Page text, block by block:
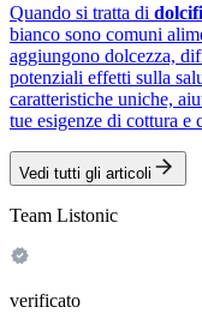
Quando si tratta di
bianco sono comuni
aggiungono dolcezza,
potenziali effetti sulla
caratteristiche uniche,
tue esigenze di cottura e
Vedi tutti gli articoli
Team Listonic
verificato